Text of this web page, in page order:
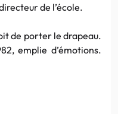
de l’école.
de porter le drapeau.
emplie d’émotions.